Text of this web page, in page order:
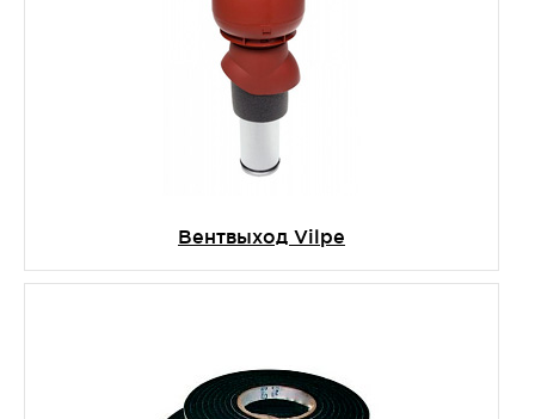
Вентвыход Vilpe